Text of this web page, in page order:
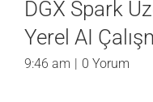
DGX Spark
Yerel Model
Tuning)